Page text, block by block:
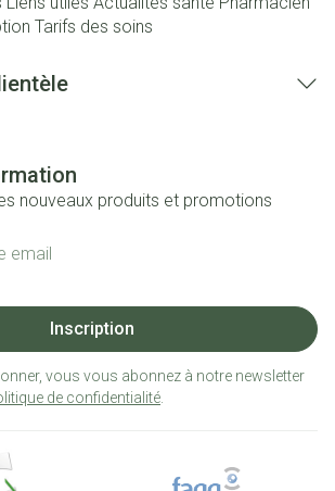
Tarifs des soins
nouveaux produits et promotions
Inscription
vous vous abonnez à notre newsletter
de confidentialité